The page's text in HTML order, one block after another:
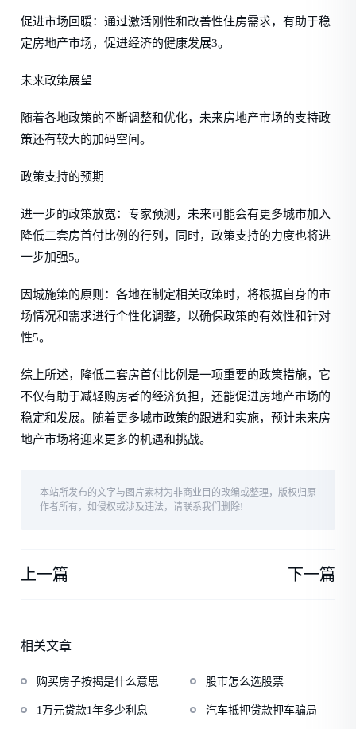
促进市场回暖：通过激活刚性和改善性住房需求，有助于稳
定房地产市场，促进经济的健康发展3。
未来政策展望
随着各地政策的不断调整和优化，未来房地产市场的支持政
策还有较大的加码空间。
政策支持的预期
进一步的政策放宽：专家预测，未来可能会有更多城市加入
降低二套房首付比例的行列，同时，政策支持的力度也将进
一步加强5。
因城施策的原则：各地在制定相关政策时，将根据自身的市
场情况和需求进行个性化调整，以确保政策的有效性和针对
性5。
综上所述，降低二套房首付比例是一项重要的政策措施，它
不仅有助于减轻购房者的经济负担，还能促进房地产市场的
稳定和发展。随着更多城市政策的跟进和实施，预计未来房
地产市场将迎来更多的机遇和挑战。
本站所发布的文字与图片素材为非商业目的改编或整理，版权归原
作者所有，如侵权或涉及违法，请联系我们删除!
上一篇 下一篇
相关文章
购买房子按揭是什么意思 股市怎么选股票
1万元贷款1年多少利息 汽车抵押贷款押车骗局